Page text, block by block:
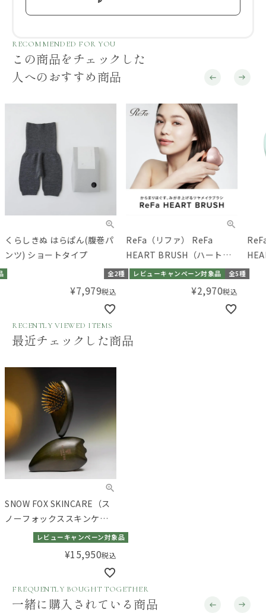
RECOMMENDED FOR YOU
この商品をチェックした
人へのおすすめ商品
くらしきぬ はらぱん(腹巻パ
ンツ) ショートタイプ
全2種
¥7,979税込
ReFa（リファ） ReFa
HEART BRUSH（ハートブ
ラシ）
レビューキャンペーン対象品 全5種
¥2,970税込
RECENTLY VIEWED ITEMS
最近チェックした商品
SNOW FOX SKINCARE（ス
ノーフォックススキンケ
ア） プレミアム FOX カッサ
レビューキャンペーン対象品
¥15,950税込
FREQUENTLY BOUGHT TOGETHER
一緒に購入されている商品